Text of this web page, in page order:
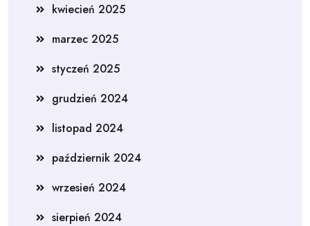
kwiecień 2025
marzec 2025
styczeń 2025
grudzień 2024
listopad 2024
październik 2024
wrzesień 2024
sierpień 2024